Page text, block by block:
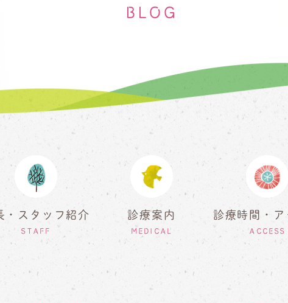
BLOG
・スタッフ紹介
STAFF
診療案内
MEDICAL
診療時間・ア
ACCESS